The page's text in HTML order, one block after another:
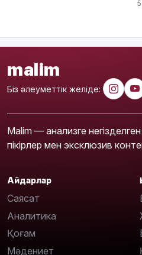
malim
Біз әлеуметтік желіде:
Malim — анализге
пікірлер мен эксклюзив
Айдарлар
Саясат
Аналитика
Қоғам
Мәдениет